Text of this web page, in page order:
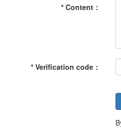
* Content ：
* Verification code ：